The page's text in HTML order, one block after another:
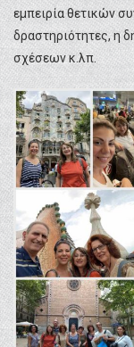
εμπειρία θετικών
δραστηριότητες, η
σχέσεων κ.λπ.